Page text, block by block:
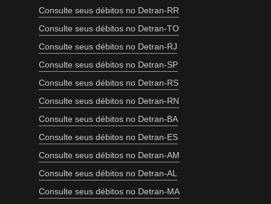
Consulte seus débitos no Detran-RR
Consulte seus débitos no Detran-TO
Consulte seus débitos no Detran-RJ
Consulte seus débitos no Detran-SP
Consulte seus débitos no Detran-RS
Consulte seus débitos no Detran-RN
Consulte seus débitos no Detran-BA
Consulte seus débitos no Detran-ES
Consulte seus débitos no Detran-AM
Consulte seus débitos no Detran-AL
Consulte seus débitos no Detran-MA